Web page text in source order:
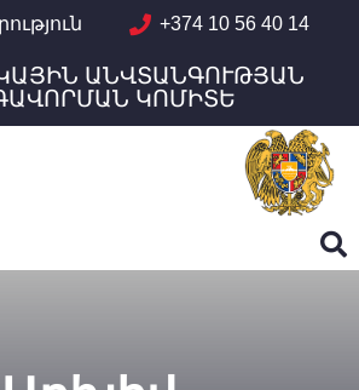
+374 10 56 40 14
ԱՆՎՏԱՆԳՈՒԹՅԱՆ
ԿՈՄԻՏԵ